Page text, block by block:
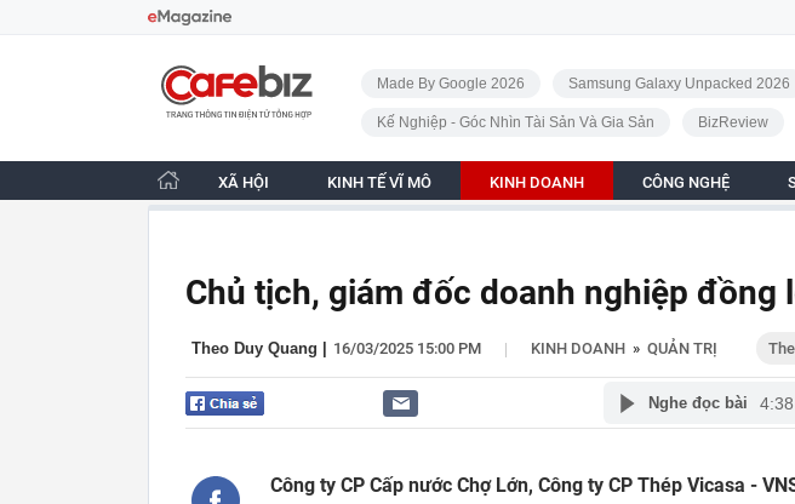
CafeBiz - Trang chủ
Made By Google 2026 Samsung Galaxy Unpacked 2026
Kế Nghiệp - Góc Nhìn Tài Sản Và Gia Sản BizReview
XÃ HỘI KINH TẾ VĨ MÔ KINH DOANH CÔNG NGHỆ
Chủ tịch, giám đốc doanh nghiệp đồng
Theo Duy Quang 16/03/2025 15:00 PM | KINH DOANH » QUẢN TRỊ
Nghe đọc bài 4:38
Công ty CP Cấp nước Chợ Lớn, Công ty CP Thép Vicasa -